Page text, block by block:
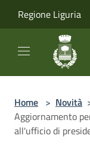
Regione Liguria
Home > Novità
Aggiornamento
all'ufficio di